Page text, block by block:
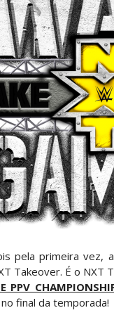
regresso no All In
Roman Reigns
revela
Vaquer foi
Triple H
pela primeira vez,
Takeover. É o
PPV
final da temporada!